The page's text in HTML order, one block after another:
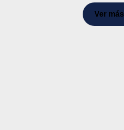
Ver más